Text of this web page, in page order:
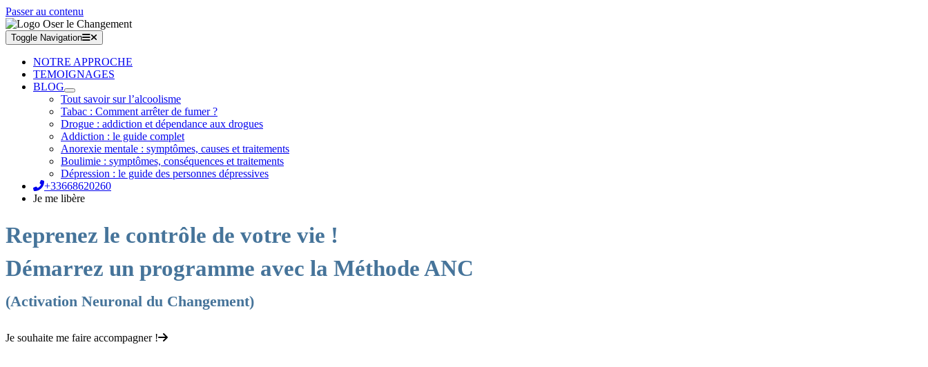
Passer au contenu
Toggle Navigation
NOTRE APPROCHE
TEMOIGNAGES
BLOG
Tout savoir sur l’alcoolisme
Tabac : Comment arrêter de fumer ?
Drogue : addiction et dépendance aux drogues
Addiction : le guide complet
Anorexie mentale : symptômes, causes et traitements
Boulimie : symptômes, conséquences et traitements
Dépression : le guide des personnes dépressives
+33668620260
Je me libère
Reprenez le contrôle de votre vie !
Démarrez un programme avec la Méthode ANC
(Activation Neuronal du Changement)
Je souhaite me faire accompagner !